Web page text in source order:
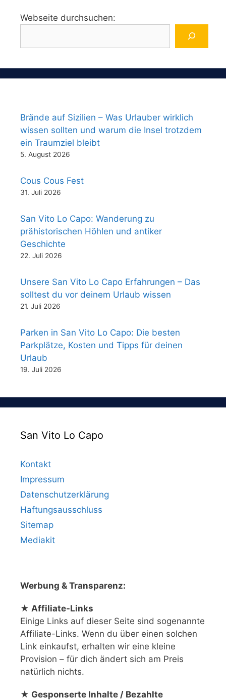
Webseite durchsuchen:
Brände auf Sizilien – Was Urlauber wirklich
wissen sollten und warum die Insel trotzdem
ein Traumziel bleibt
5. August 2026
Cous Cous Fest
31. Juli 2026
San Vito Lo Capo: Wanderung zu
prähistorischen Höhlen und antiker
Geschichte
22. Juli 2026
Unsere San Vito Lo Capo Erfahrungen – Das
solltest du vor deinem Urlaub wissen
21. Juli 2026
Parken in San Vito Lo Capo: Die besten
Parkplätze, Kosten und Tipps für deinen
Urlaub
19. Juli 2026
San Vito Lo Capo
Kontakt
Impressum
Datenschutzerklärung
Haftungsausschluss
Sitemap
Mediakit
Werbung & Transparenz:
★ Affiliate-Links
Einige Links auf dieser Seite sind sogenannte
Affiliate-Links. Wenn du über einen solchen
Link einkaufst, erhalten wir eine kleine
Provision – für dich ändert sich am Preis
natürlich nichts.
★ Gesponserte Inhalte / Bezahlte